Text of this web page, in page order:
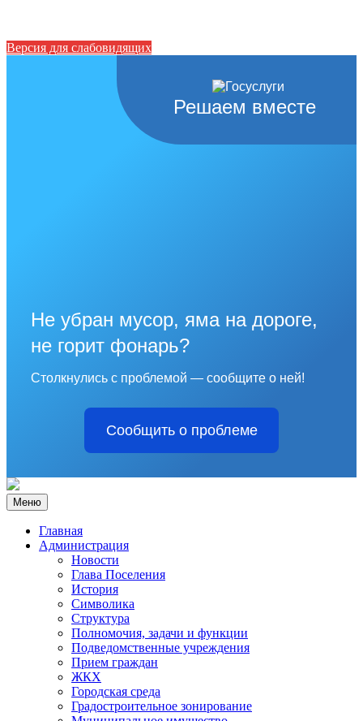
Версия для слабовидящих
Решаем вместе
Не убран мусор, яма на дороге,
не горит фонарь?
Столкнулись с проблемой — сообщите о ней!
Сообщить о проблеме
Меню
Главная
Администрация
Новости
Глава Поселения
История
Символика
Структура
Полномочия, задачи и функции
Подведомственные учреждения
Прием граждан
ЖКХ
Городская среда
Градостроительное зонирование